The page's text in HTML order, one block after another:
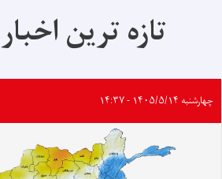
تازه ترین اخبار
چهارشنبه ۱۴۰۵/۵/۱۴ - ۱۴:۳۷